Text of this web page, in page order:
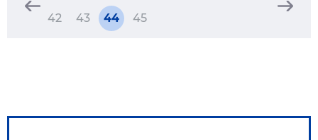
42
43 44 45